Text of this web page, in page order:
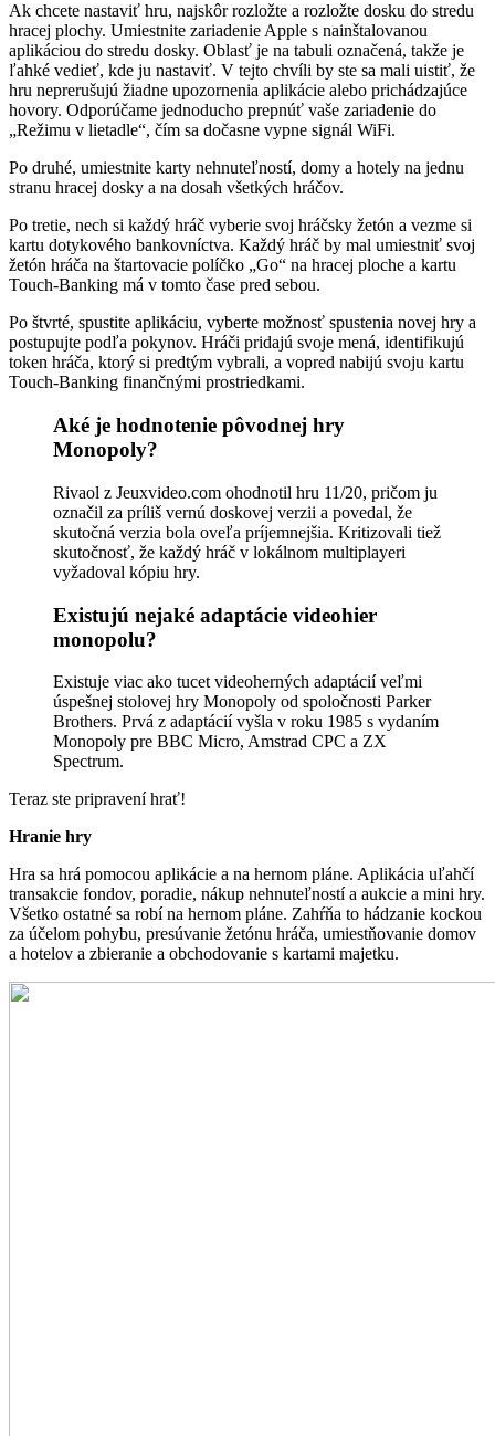
Ak chcete nastaviť hru, najskôr rozložte a rozložte dosku do stredu
hracej plochy. Umiestnite zariadenie Apple s nainštalovanou
aplikáciou do stredu dosky. Oblasť je na tabuli označená, takže je
ľahké vedieť, kde ju nastaviť. V tejto chvíli by ste sa mali uistiť, že
hru neprerušujú žiadne upozornenia aplikácie alebo prichádzajúce
hovory. Odporúčame jednoducho prepnúť vaše zariadenie do
„Režimu v lietadle“, čím sa dočasne vypne signál WiFi.
Po druhé, umiestnite karty nehnuteľností, domy a hotely na jednu
stranu hracej dosky a na dosah všetkých hráčov.
Po tretie, nech si každý hráč vyberie svoj hráčsky žetón a vezme si
kartu dotykového bankovníctva. Každý hráč by mal umiestniť svoj
žetón hráča na štartovacie políčko „Go“ na hracej ploche a kartu
Touch-Banking má v tomto čase pred sebou.
Po štvrté, spustite aplikáciu, vyberte možnosť spustenia novej hry a
postupujte podľa pokynov. Hráči pridajú svoje mená, identifikujú
token hráča, ktorý si predtým vybrali, a vopred nabijú svoju kartu
Touch-Banking finančnými prostriedkami.
Aké je hodnotenie pôvodnej hry
Monopoly?
Rivaol z Jeuxvideo.com ohodnotil hru 11/20, pričom ju
označil za príliš vernú doskovej verzii a povedal, že
skutočná verzia bola oveľa príjemnejšia. Kritizovali tiež
skutočnosť, že každý hráč v lokálnom multiplayeri
vyžadoval kópiu hry.
Existujú nejaké adaptácie videohier
monopolu?
Existuje viac ako tucet videoherných adaptácií veľmi
úspešnej stolovej hry Monopoly od spoločnosti Parker
Brothers. Prvá z adaptácií vyšla v roku 1985 s vydaním
Monopoly pre BBC Micro, Amstrad CPC a ZX
Spectrum.
Teraz ste pripravení hrať!
Hranie hry
Hra sa hrá pomocou aplikácie a na hernom pláne. Aplikácia uľahčí
transakcie fondov, poradie, nákup nehnuteľností a aukcie a mini hry.
Všetko ostatné sa robí na hernom pláne. Zahŕňa to hádzanie kockou
za účelom pohybu, presúvanie žetónu hráča, umiestňovanie domov
a hotelov a zbieranie a obchodovanie s kartami majetku.